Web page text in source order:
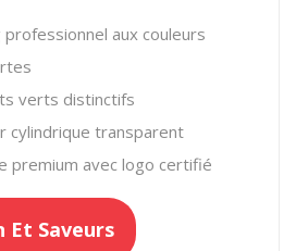
professionnel aux couleurs
verts distinctifs
cylindrique transparent
premium avec logo certifié
Et Saveurs